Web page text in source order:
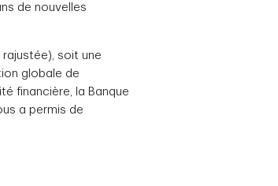
de nouvelles
rajustée), soit une
globale de
financière, la Banque
a permis de